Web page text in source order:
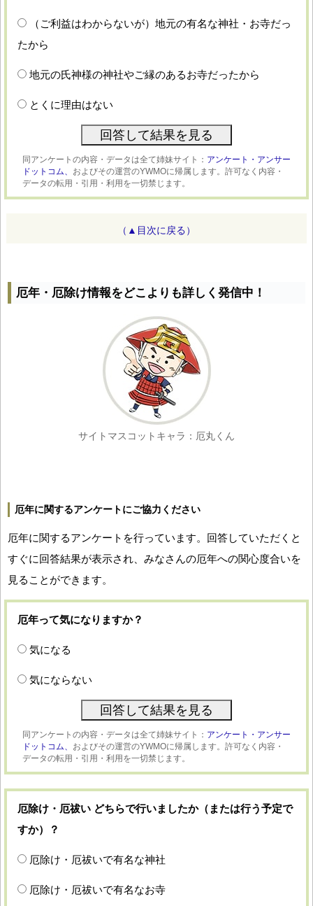
（ご利益はわからないが）地元の有名な神社・お寺だっ
たから
地元の氏神様の神社やご縁のあるお寺だったから
とくに理由はない
同アンケートの内容・データは全て姉妹サイト： アンケート・アンサー
ドットコム、 およびその運営のYWMOに帰属します。許可なく内容・
データの転用・引用・利用を一切禁じます。
（▲目次に戻る）
厄年・厄除け情報をどこよりも詳しく発信中！
サイトマスコットキャラ：厄丸くん
厄年に関するアンケートにご協力ください
厄年に関するアンケートを行っています。回答していただくと
すぐに回答結果が表示され、みなさんの厄年への関心度合いを
見ることができます。
厄年って気になりますか？
気になる
気にならない
同アンケートの内容・データは全て姉妹サイト： アンケート・アンサー
ドットコム、 およびその運営のYWMOに帰属します。許可なく内容・
データの転用・引用・利用を一切禁じます。
厄除け・厄祓い どちらで行いましたか（または行う予定で
すか）？
厄除け・厄祓いで有名な神社
厄除け・厄祓いで有名なお寺